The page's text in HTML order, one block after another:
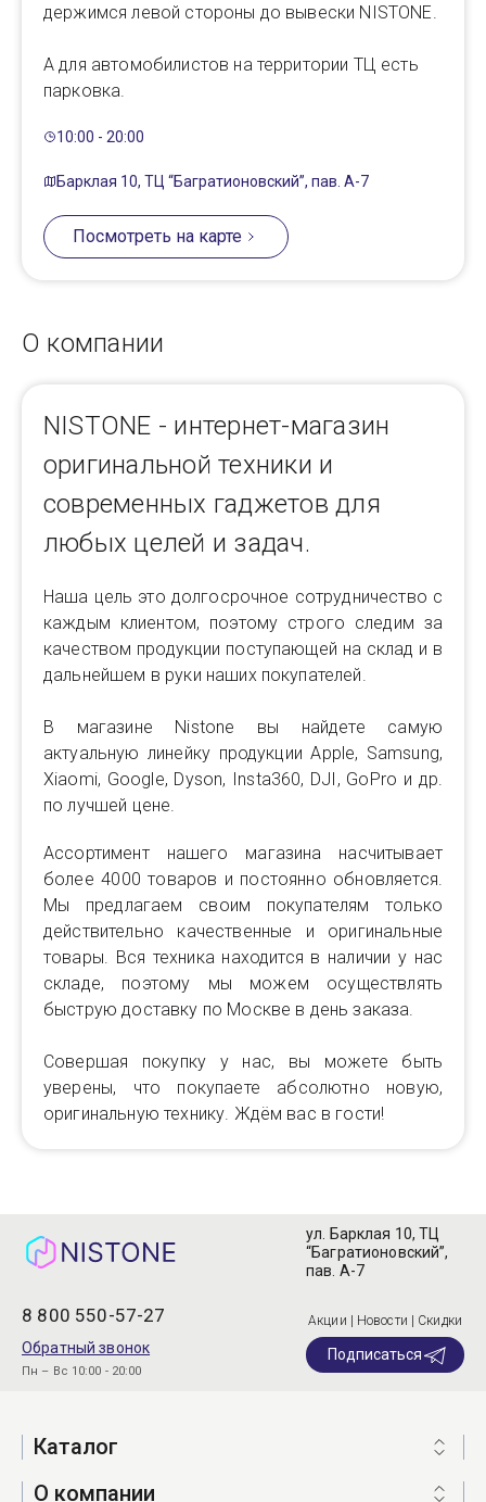
держимся левой стороны до вывески NISTONE.
А для автомобилистов на территории ТЦ есть
парковка.
10:00 - 20:00
Барклая 10, ТЦ “Багратионовский”, пав. А-7
Посмотреть на карте
О компании
NISTONE - интернет-магазин
оригинальной техники и
современных гаджетов для
любых целей и задач.
Наша цель это долгосрочное сотрудничество с
каждым клиентом, поэтому строго следим за
качеством продукции поступающей на склад и в
дальнейшем в руки наших покупателей.
В магазине Nistone вы найдете самую
актуальную линейку продукции Apple, Samsung,
Xiaomi, Google, Dyson, Insta360, DJI, GoPro и др.
по лучшей цене.
Ассортимент нашего магазина насчитывает
более 4000 товаров и постоянно обновляется.
Мы предлагаем своим покупателям только
действительно качественные и оригинальные
товары. Вся техника находится в наличии у нас
складе, поэтому мы можем осуществлять
быструю доставку по Москве в день заказа.
Совершая покупку у нас, вы можете быть
уверены, что покупаете абсолютно новую,
оригинальную технику. Ждём вас в гости!
8 800 550-57-27
Обратный звонок
Пн – Вс 10:00 - 20:00
ул. Барклая 10, ТЦ
“Багратионовский”,
пав. А-7
Акции | Новости | Скидки
Подписаться
Каталог
О компании